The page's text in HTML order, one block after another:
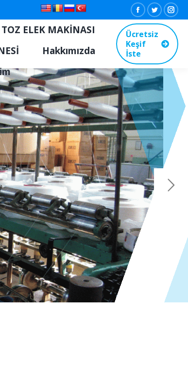
Facebook
Twitter
ELEK MAKİNASI
Hakkımızda
Ücretsiz
Keşif
İste